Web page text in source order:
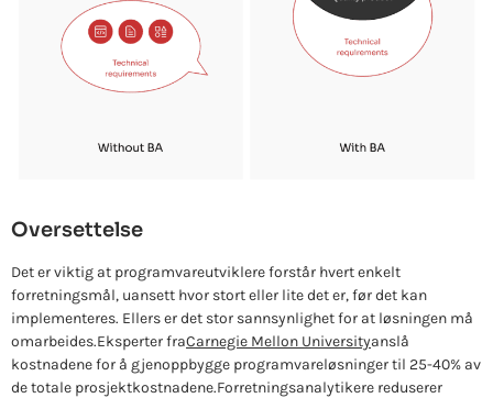
Oversettelse
Det er viktig at programvareutviklere forstår hvert enkelt
forretningsmål, uansett hvor stort eller lite det er, før det kan
implementeres. Ellers er det stor sannsynlighet for at løsningen må
omarbeides.Eksperter fraCarnegie Mellon Universityanslå
kostnadene for å gjenoppbygge programvareløsninger til 25-40% av
de totale prosjektkostnadene.Forretningsanalytikere reduserer